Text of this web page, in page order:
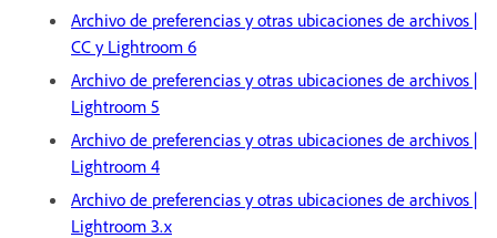
Archivo de preferencias y otras ubicaciones de archivos |
CC y Lightroom 6
Archivo de preferencias y otras ubicaciones de archivos |
Lightroom 5
Archivo de preferencias y otras ubicaciones de archivos |
Lightroom 4
Archivo de preferencias y otras ubicaciones de archivos |
Lightroom 3.x